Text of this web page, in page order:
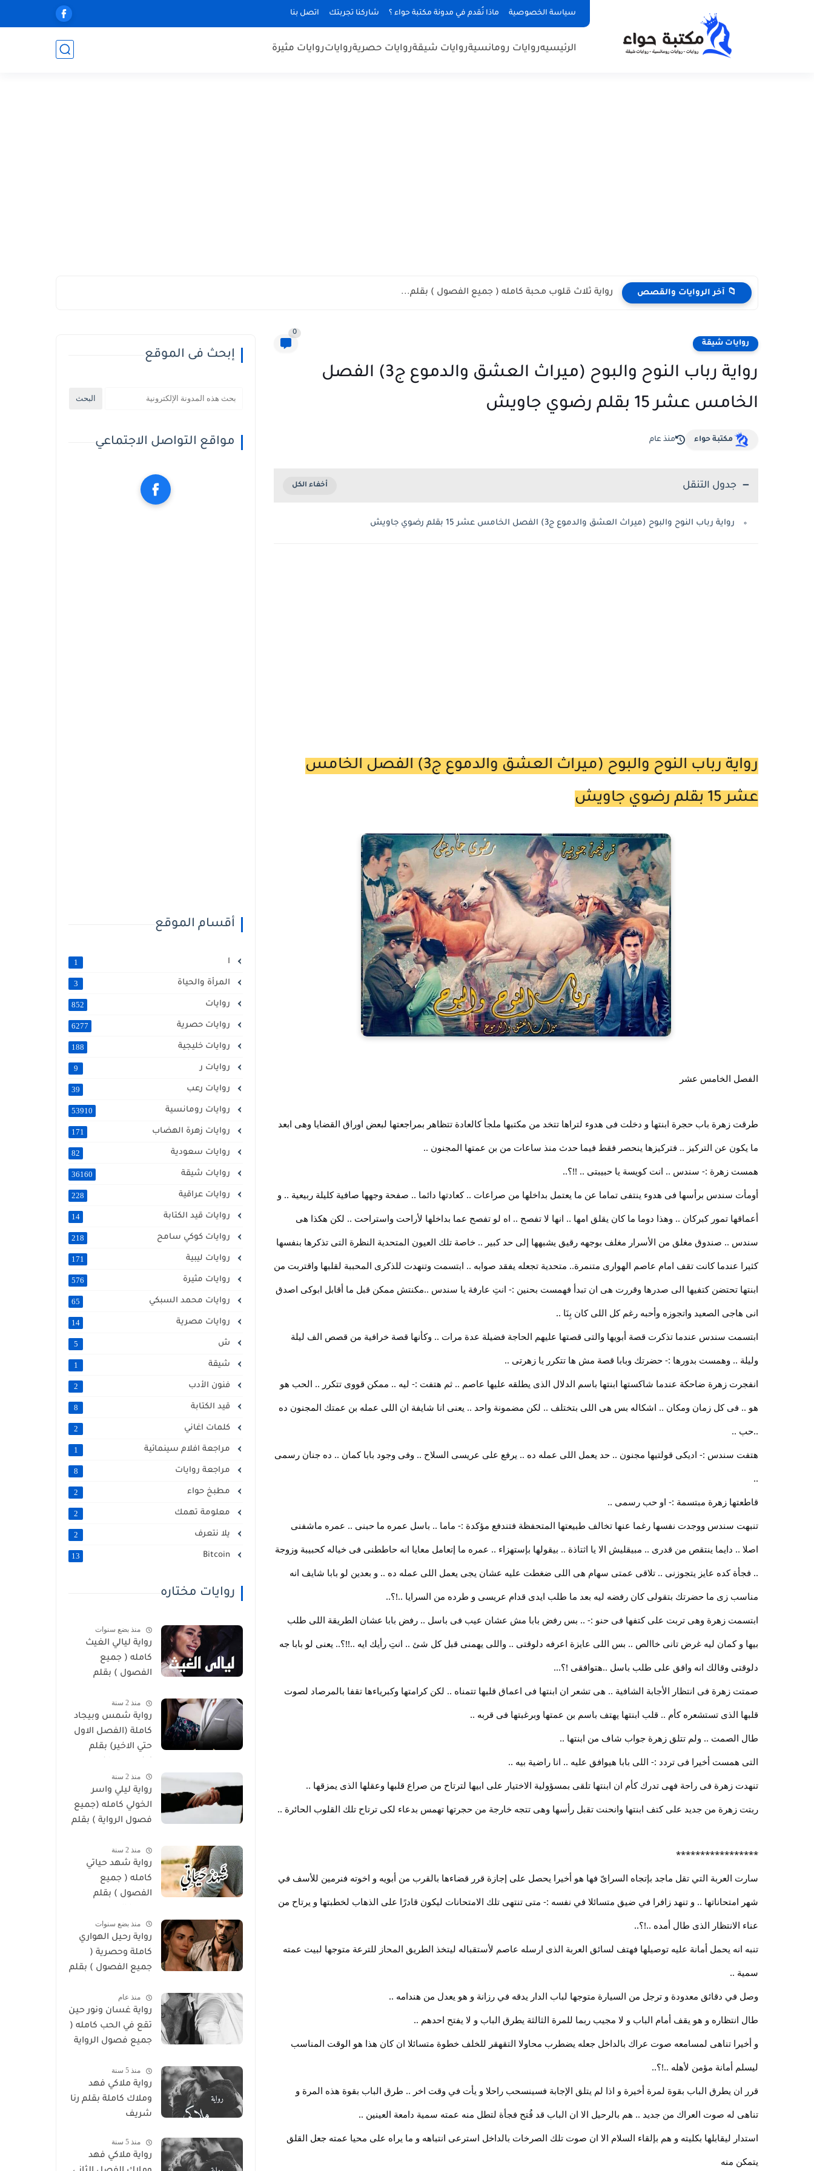
سياسة الخصوصية ماذا نُقدم في مدونة مكتبة حواء ؟ شاركنا تجربتك اتصل بنا
الرئيسيهروايات رومانسيةروايات شيقةروايات حصريةرواياتروايات مثيرة
📁 آخر الروايات والقصص رواية ثلاث قلوب محبة كامله ( جميع الفصول ) بقلم...
روايات شيقة
0
رواية رباب النوح والبوح (ميراث العشق والدموع ج3) الفصل
الخامس عشر 15 بقلم رضوي جاويش
مكتبة حواء منذ عام
جدول التنقل
رواية رباب النوح والبوح (ميراث العشق والدموع ج3) الفصل الخامس عشر 15 بقلم رضوي جاويش
رواية رباب النوح والبوح (ميراث العشق والدموع ج3) الفصل الخامس
عشر 15 بقلم رضوي جاويش
الفصل الخامس عشر
طرقت زهرة باب حجرة ابنتها و دخلت فى هدوء لتراها تتخد من مكتبها ملجأ كالعادة تتظاهر بمراجعتها لبعض اوراق القضايا وهى ابعد
ما يكون عن التركيز .. فتركيزها ينحصر فقط فيما حدث منذ ساعات من بن عمتها المجنون ..
همست زهرة :- سندس .. انت كويسة يا حبيبتى .. !!؟..
أومأت سندس برأسها فى هدوء ينتفى تماما عن ما يعتمل بداخلها من صراعات .. كعادتها دائما .. صفحة وجهها صافية كليلة ربيعية .. و
أعماقها تمور كبركان .. وهذا دوما ما كان يقلق امها .. انها لا تفصح .. اه لو تفصح عما بداخلها لأراحت واستراحت .. لكن هكذا هى
سندس .. صندوق مغلق من الأسرار مغلف بوجهه رقيق يشبهها إلى حد كبير .. خاصة تلك العيون المتحدية النظرة التى تذكرها بنفسها
كثيرا عندما كانت تقف امام عاصم الهوارى متنمرة.. متحدية تجعله يفقد صوابه .. ابتسمت وتنهدت للذكرى المحببة لقلبها واقتربت من
ابنتها تحتضن كتفيها الى صدرها وقررت هى ان تبدأ فهمست بحنين :- انتِ عارفة يا سندس ..مكنتش ممكن قبل ما أقابل ابوكى اصدق
انى هاجى الصعيد واتجوزه وأحبه رغم كل اللى كان بِنَا ..
ابتسمت سندس عندما تذكرت قصة أبويها والتى قصتها عليهم الحاجة فضيلة عدة مرات .. وكأنها قصة خرافية من قصص الف ليلة
وليلة .. وهمست بدورها :- حضرتك وبابا قصة مش ها تتكرر يا زهرتى ..
انفجرت زهرة ضاحكة عندما شاكستها ابنتها باسم الدلال الذى يطلقه عليها عاصم .. ثم هتفت :- ليه .. ممكن قووى تتكرر .. الحب هو
هو .. فى كل زمان ومكان .. اشكاله بس هى اللى بتختلف .. لكن مضمونة واحد .. يعنى انا شايفة ان اللى عمله بن عمتك المجنون ده
..حب ..
هتفت سندس :- اديكى قولتيها مجنون .. حد يعمل اللى عمله ده .. يرفع على عريسى السلاح .. وفى وجود بابا كمان .. ده جنان رسمى
..
قاطعتها زهرة مبتسمة :- او حب رسمى ..
تنبهت سندس ووجدت نفسها رغما عنها تخالف طبيعتها المتحفظة فتندفع مؤكدة :- ماما .. باسل عمره ما حبنى .. عمره ماشفنى
اصلا .. دايما ينتقص من قدرى .. مبيقليش الا يا اثتاذة .. بيقولها بإستهزاء .. عمره ما إتعامل معايا انه حاططنى فى خياله كحبيبة وزوجة
.. فجأة كده عايز يتجوزنى .. تلاقى عمتى سهام هى اللى ضغطت عليه عشان يجى يعمل اللى عمله ده .. و بعدين لو بابا شايف انه
مناسب زى ما حضرتك بتقولى كان رفضه ليه بعد ما طلب ايدى قدام عريسى و طرده من السرايا ..!؟..
ابتسمت زهرة وهى تربت على كتفها فى حنو :- .. بس رفض بابا مش عشان عيب فى باسل .. رفض بابا عشان الطريقة اللى طلب
بيها و كمان ليه غرض تانى خاالص .. بس اللى عايزة اعرفه دلوقتى .. واللى يهمنى قبل كل شئ .. انتِ رأيك ايه ..!!؟.. يعنى لو بابا جه
دلوقتى وقالك انه وافق على طلب باسل ..هتوافقى !؟...
صمتت زهرة فى انتظار الأجابة الشافية .. هى تشعر ان ابنتها فى اعماق قلبها تتمناه .. لكن كرامتها وكبرياءها تقفا بالمرصاد لصوت
قلبها الذى تستشعره كأم .. قلب ابنتها يهتف باسم بن عمتها وبرغبتها فى قربه ..
طال الصمت .. ولم تتلق زهرة جواب شاف من ابنتها ..
التى همست أخيرا فى تردد :- اللى بابا هيوافق عليه .. انا راضية بيه ..
تنهدت زهرة فى راحة فهى تدرك كأم ان ابنتها تلقى بمسؤولية الاختيار على ابيها لترتاح من صراع قلبها وعقلها الذى يمزقها ..
ربتت زهرة من جديد على كتف ابنتها وانحنت تقبل رأسها وهى تتجه خارجة من حجرتها تهمس بدعاء لكى ترتاح تلك القلوب الحائرة ..
*****************
سارت العربة التي تقل ماجد بإتجاه السراىّ فها هو أخيرا يحصل على إجازة قرر قضاءها بالقرب من أبويه و اخوته فنرمين للأسف في
شهر امتحاناتها .. و تنهد زافرا في ضيق متسائلا في نفسه :- متى تنتهى تلك الامتحانات ليكون قادرًا على الذهاب لخطبتها و يرتاح من
عناء الانتظار الذى طال أمده ..!؟..
تنبه انه يحمل أمانة عليه توصيلها فهتف لسائق العربة الذى ارسله عاصم لأستقباله ليتخذ الطريق المحاز للترعة متوجها لبيت عمته
سمية ..
وصل في دقائق معدودة و ترجل من السيارة متوجها لباب الدار يدقه في رزانة و هو يعدل من هندامه ..
طال انتظاره و هو يقف أمام الباب و لا مجيب ربما للمرة الثالثة يطرق الباب و لا يفتح احدهم ..
و أخيرا تناهى لمسامعه صوت عراك بالداخل جعله يضطرب محاولا التقهقر للخلف خطوة متسائلا ان كان هذا هو الوقت المناسب
ليسلم أمانة مؤمن لأهله ..!؟..
قرر ان يطرق الباب بقوة لمرة أخيرة و اذا لم يتلق الإجابة فسينسحب راحلا و يأت في وقت اخر .. طرق الباب بقوة هذه المرة و
تناهى له صوت العراك من جديد .. هم بالرحيل الا ان الباب قد فُتح فجأة لتطل منه عمته سمية دامعة العينين ..
استدار ليقابلها بكليته و هم بإلقاء السلام الا ان صوت تلك الصرخات بالداخل استرعى انتباهه و ما يراه على محيا عمته جعل القلق
يتمكن منه
إبحث فى الموقع
مواقع التواصل الاجتماعي
أقسام الموقع
ا 1
المرأة والحياة 3
روايات 852
روايات حصرية 6277
روايات خليجية 188
روايات ر 9
روايات رعب 39
روايات رومانسية 53910
روايات زهرة الهضاب 171
روايات سعودية 82
روايات شيقة 36160
روايات عراقية 228
روايات قيد الكتابة 14
روايات كوكي سامح 218
روايات ليبية 171
روايات مثيرة 576
روايات محمد السبكي 65
روايات مصرية 14
ش 5
شيقة 1
فنون الأدب 2
قيد الكتابة 8
كلمات اغاني 2
مراجعة افلام سينمائية 1
مراجعة روايات 8
مطبخ حواء 2
معلومة تهمك 2
يلا نتعرف 2
13
روايات مختاره
منذ بضع سنوات
رواية ليالي الغيث
كامله ( جميع
الفصول ) بقلم
منذ 2 سنة
رواية شمس وبيجاد
كاملة (الفصل الاول
حتي الاخير) بقلم
منذ 2 سنة
رواية ليلي واسر
الخولي كامله (جميع
فصول الرواية ) بقلم
منذ 2 سنة
رواية شهد حياتي
كامله ( جميع
الفصول ) بقلم
منذ بضع سنوات
رواية رحيل الهواري
كاملة وحصرية (
جميع الفصول ) بقلم
منذ عام
رواية غسان ونور حين
تقع في الحب كامله (
جميع فصول الرواية
منذ 5 سنة
رواية ملاكي فهد
وملاك كاملة بقلم رنا
شريف
منذ 5 سنة
رواية ملاكي فهد